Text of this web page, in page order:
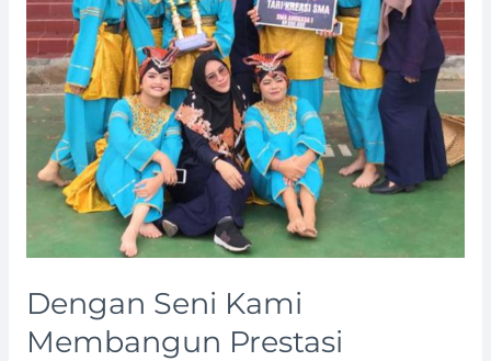
Dengan Seni Kami
Membangun Prestasi